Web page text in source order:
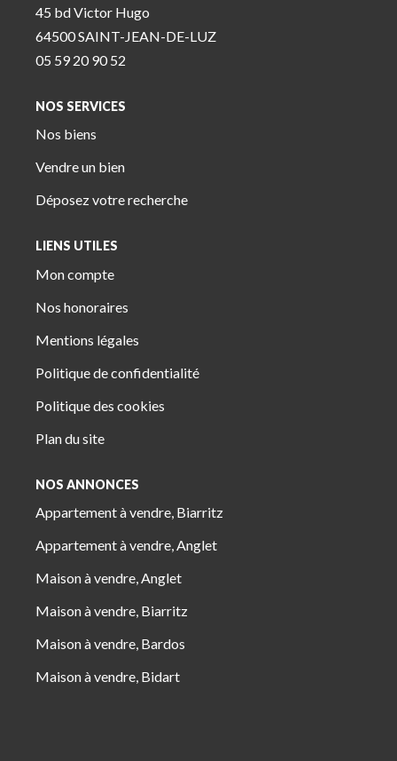
45 bd Victor Hugo
64500 SAINT-JEAN-DE-LUZ
05 59 20 90 52
NOS SERVICES
Nos biens
Vendre un bien
Déposez votre recherche
LIENS UTILES
Mon compte
Nos honoraires
Mentions légales
Politique de confidentialité
Politique des cookies
Plan du site
NOS ANNONCES
Appartement à vendre, Biarritz
Appartement à vendre, Anglet
Maison à vendre, Anglet
Maison à vendre, Biarritz
Maison à vendre, Bardos
Maison à vendre, Bidart